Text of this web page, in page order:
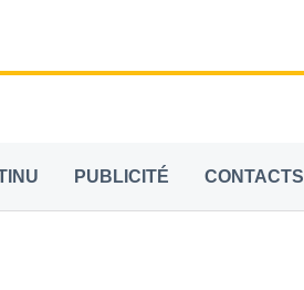
PUBLICITÉ CONTACTS